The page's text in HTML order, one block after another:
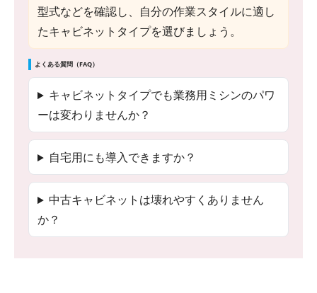
型式などを確認し、自分の作業スタイルに適し
たキャビネットタイプを選びましょう。
よくある質問（FAQ）
キャビネットタイプでも業務用ミシンのパワ
ーは変わりませんか？
自宅用にも導入できますか？
中古キャビネットは壊れやすくありません
か？